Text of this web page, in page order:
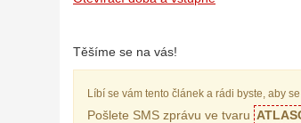
Těšíme se na vás!
Líbí se vám tento článek a rádi byste, aby
Pošlete SMS zprávu ve tvaru